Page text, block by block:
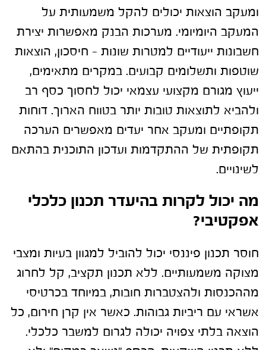
ומעקב הוצאות יכולים להקל משמעותית על
המעקב היומיומי. מערכות הבנק מאפשרות יצירת
חשבונות ייעודיים למטרות שונות – חיסכון, הוצאות
שוטפות ותשלומים קבועים. במקרים מתאימים,
ייעוץ מגורם מקצועי עצמאי יכול לחסוך כסף רב
ולהביא לתוצאות טובות יותר בטווח הארוך. דוחות
תקופתיים ומעקב אחר יעדים מאפשרים הערכה
תקופתית של ההתקדמות ועדכון התוכנית בהתאם
לשינויים.
מה יכול לקרות בהיעדר תכנון כלכלי
אפקטיבי?
חוסר תכנון פיננסי יכול להוביל למגוון בעיות ומצבי
מצוקה משמעותיים. ללא תכנון תקציב, קל לחרוג
מההכנסות ולהצטברות חובות, במיוחד בכרטיסי
אשראי עם ריביות גבוהות. כאשר אין קרן חירום, כל
הוצאה בלתי צפויה יכולה לגרום למשבר כלכלי.